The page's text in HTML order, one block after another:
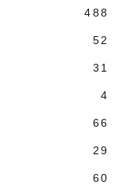
488
52
31
4
66
29
60